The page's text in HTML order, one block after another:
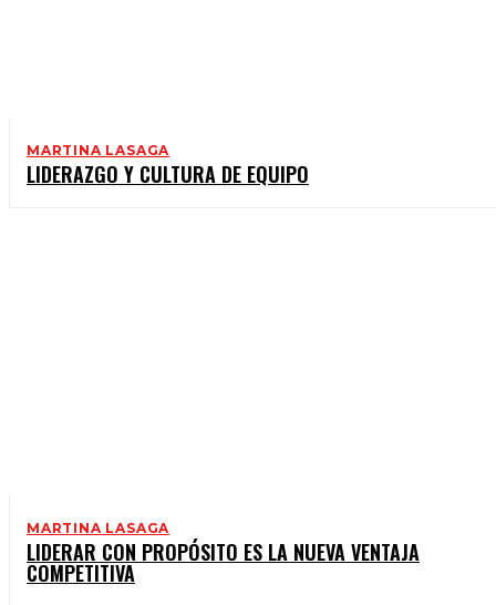
MARTINA LASAGA
LIDERAZGO Y CULTURA DE EQUIPO
MARTINA LASAGA
LIDERAR CON PROPÓSITO ES LA NUEVA VENTAJA
COMPETITIVA